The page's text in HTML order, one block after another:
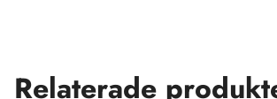
Relaterade